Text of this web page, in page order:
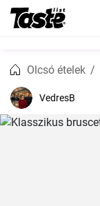
Olcsó ételek
VedresB